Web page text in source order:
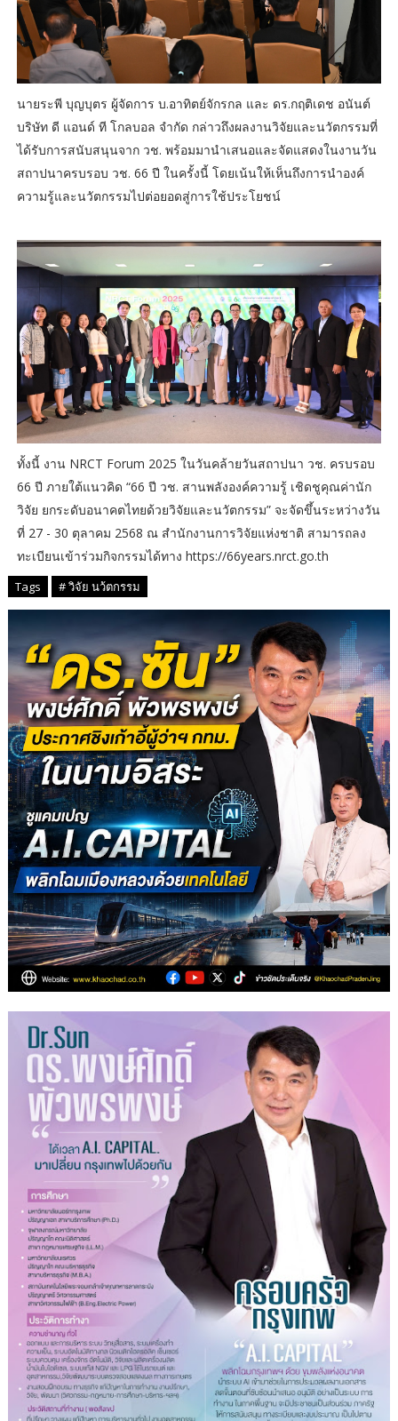
นายระพี บุญบุตร ผู้จัดการ บ.อาทิตย์จักรกล และ ดร.กฤติเดช อนันต์
บริษัท ดี แอนด์ ที โกลบอล จำกัด กล่าวถึงผลงานวิจัยและนวัตกรรมที่
ได้รับการสนับสนุนจาก วช. พร้อมมานำเสนอและจัดแสดงในงานวัน
สถาปนาครบรอบ วช. 66 ปี ในครั้งนี้ โดยเน้นให้เห็นถึงการนำองค์
ความรู้และนวัตกรรมไปต่อยอดสู่การใช้ประโยชน์
ทั้งนี้ งาน NRCT Forum 2025 ในวันคล้ายวันสถาปนา วช. ครบรอบ
66 ปี ภายใต้แนวคิด “66 ปี วช. สานพลังองค์ความรู้ เชิดชูคุณค่านัก
วิจัย ยกระดับอนาคตไทยด้วยวิจัยและนวัตกรรม” จะจัดขึ้นระหว่างวัน
ที่ 27 - 30 ตุลาคม 2568 ณ สำนักงานการวิจัยแห่งชาติ สามารถลง
ทะเบียนเข้าร่วมกิจกรรมได้ทาง https://66years.nrct.go.th
Tags # วิจัย นว้ตกรรม